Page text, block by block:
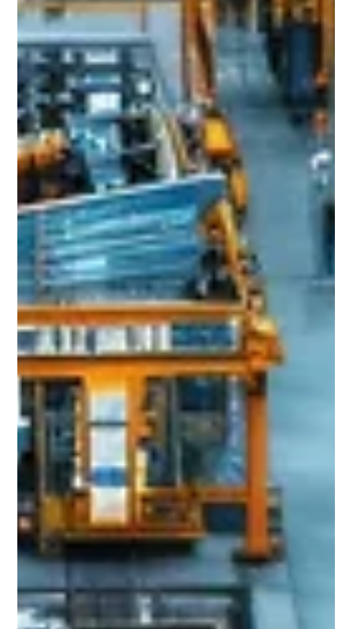
capital En el mundo del emprendimiento, tener una idea
innovadora no es...